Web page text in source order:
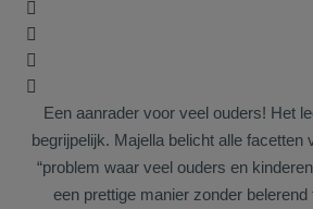
Een aanrader voor veel ouders! Het
begrijpelijk. Majella belicht alle facetten
“problem waar veel ouders en
een prettige manier zonder